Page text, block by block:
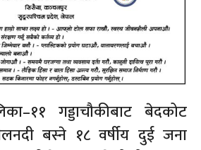
गड्डाचौकीबाट बेदकोट
बस्ने १८ वर्षीय दुई जना